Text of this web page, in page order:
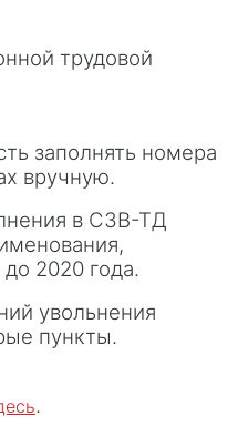
трудовой
заполнять номера
вручную.
в СЗВ-ТД
2020 года.
увольнения
пункты.
.